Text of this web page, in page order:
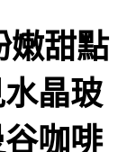
嫩甜點
晶玻
咖啡